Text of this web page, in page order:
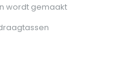
wordt gemaakt